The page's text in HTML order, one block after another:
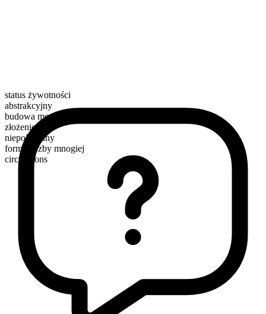
status żywotności
abstrakcyjny
budowa morfologiczna
złożenie
niepoliczalny
forma liczby mnogiej
circulations